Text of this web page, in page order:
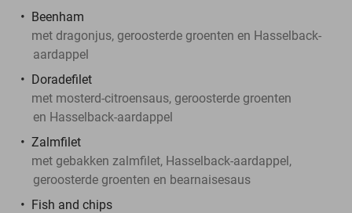
Beenham
met dragonjus, geroosterde groenten en Hasselback-
aardappel
Doradefilet
met mosterd-citroensaus, geroosterde groenten
en Hasselback-aardappel
Zalmfilet
met gebakken zalmfilet, Hasselback-aardappel,
geroosterde groenten en bearnaisesaus
Fish and chips